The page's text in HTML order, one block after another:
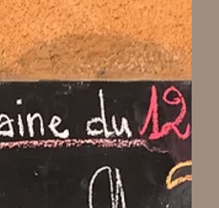
Borromée. Il y a un feu rouge sous un
pont et on tourne à angle droit, 200
mètres avant la gare. À droite, des
tentes de sans-abri, à gauche la pile du
pont est recouverte d’épaisses affiches
à moitié cramées. Bienvenue à
Marseille ! Qu’est-ce que je vois ?
JCDecaux a planté un immense
panneau publicitaire lumineux qui
tourne en boucle. Je dégaine
immédiatement mais le feu pas